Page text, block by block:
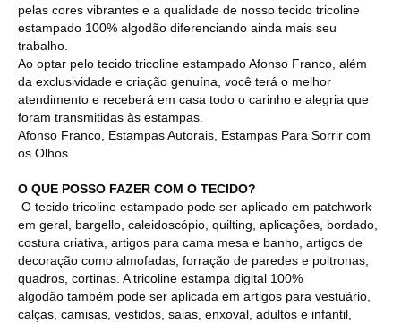
pelas cores vibrantes e a qualidade de nosso tecido tricoline
estampado 100% algodão diferenciando ainda mais seu
trabalho.
Ao optar pelo tecido tricoline estampado Afonso Franco, além
da exclusividade e criação genuína, você terá o melhor
atendimento e receberá em casa todo o carinho e alegria que
foram transmitidas às estampas.
Afonso Franco, Estampas Autorais, Estampas Para Sorrir com
os Olhos.
O QUE POSSO FAZER COM O TECIDO?
O tecido tricoline estampado pode ser aplicado em patchwork
em geral, bargello, caleidoscópio, quilting, aplicações, bordado,
costura criativa, artigos para cama mesa e banho, artigos de
decoração como almofadas, forração de paredes e poltronas,
quadros, cortinas. A tricoline estampa digital 100%
algodão também pode ser aplicada em artigos para vestuário,
calças, camisas, vestidos, saias, enxoval, adultos e infantil,